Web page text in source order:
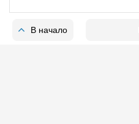
В начало